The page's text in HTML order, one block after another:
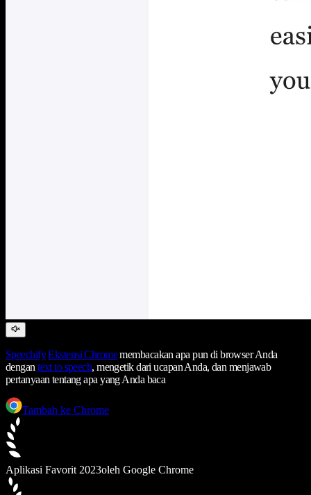
Speechify Ekstensi Chromemembacakan apa pun di browser Anda
dengantext to speech, mengetik dari ucapan Anda, dan menjawab
pertanyaan tentang apa yang Anda baca
Tambah ke Chrome
Aplikasi Favorit 2023oleh Google Chrome